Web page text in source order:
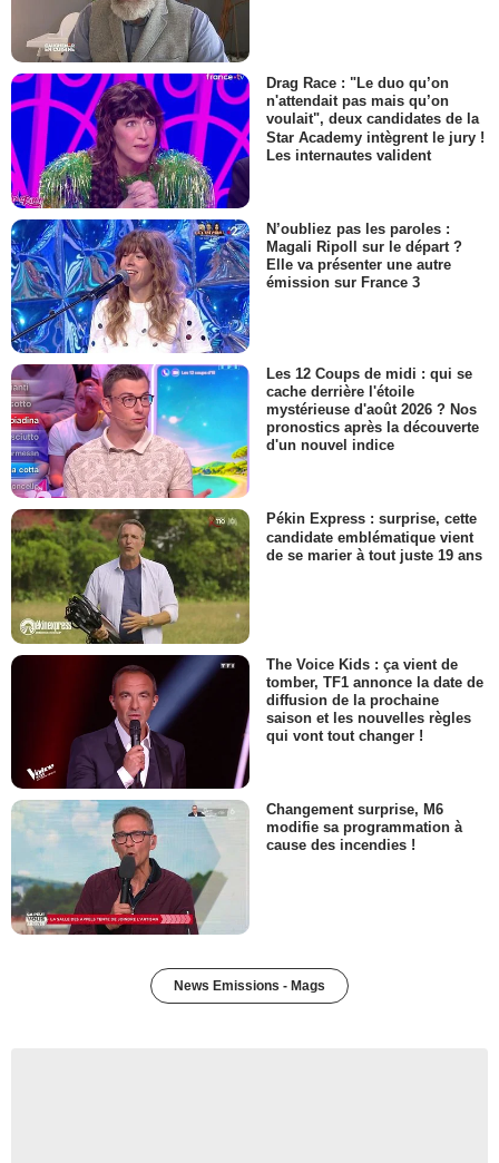
Drag Race : "Le duo qu’on
n'attendait pas mais qu’on
voulait", deux candidates de la
Star Academy intègrent le jury !
Les internautes valident
N’oubliez pas les paroles :
Magali Ripoll sur le départ ?
Elle va présenter une autre
émission sur France 3
Les 12 Coups de midi : qui se
cache derrière l'étoile
mystérieuse d'août 2026 ? Nos
pronostics après la découverte
d'un nouvel indice
Pékin Express : surprise, cette
candidate emblématique vient
de se marier à tout juste 19 ans
The Voice Kids : ça vient de
tomber, TF1 annonce la date de
diffusion de la prochaine
saison et les nouvelles règles
qui vont tout changer !
Changement surprise, M6
modifie sa programmation à
cause des incendies !
News Emissions - Mags